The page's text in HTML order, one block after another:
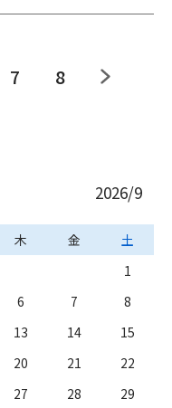
7 8
2026/9
木 金
土
1
6 7
8
13 14
15
20 21
22
27 28
29